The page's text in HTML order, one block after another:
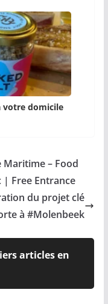
votre domicile
Maritime – Food
Free Entrance
du projet clé
à #Molenbeek
articles en